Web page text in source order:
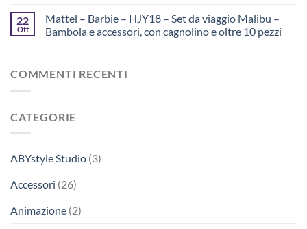
22
Ott
Mattel – Barbie – HJY18 – Set da viaggio Malibu –
Bambola e accessori, con cagnolino e oltre 10 pezzi
COMMENTI RECENTI
CATEGORIE
ABYstyle Studio (3)
Accessori (26)
Animazione (2)